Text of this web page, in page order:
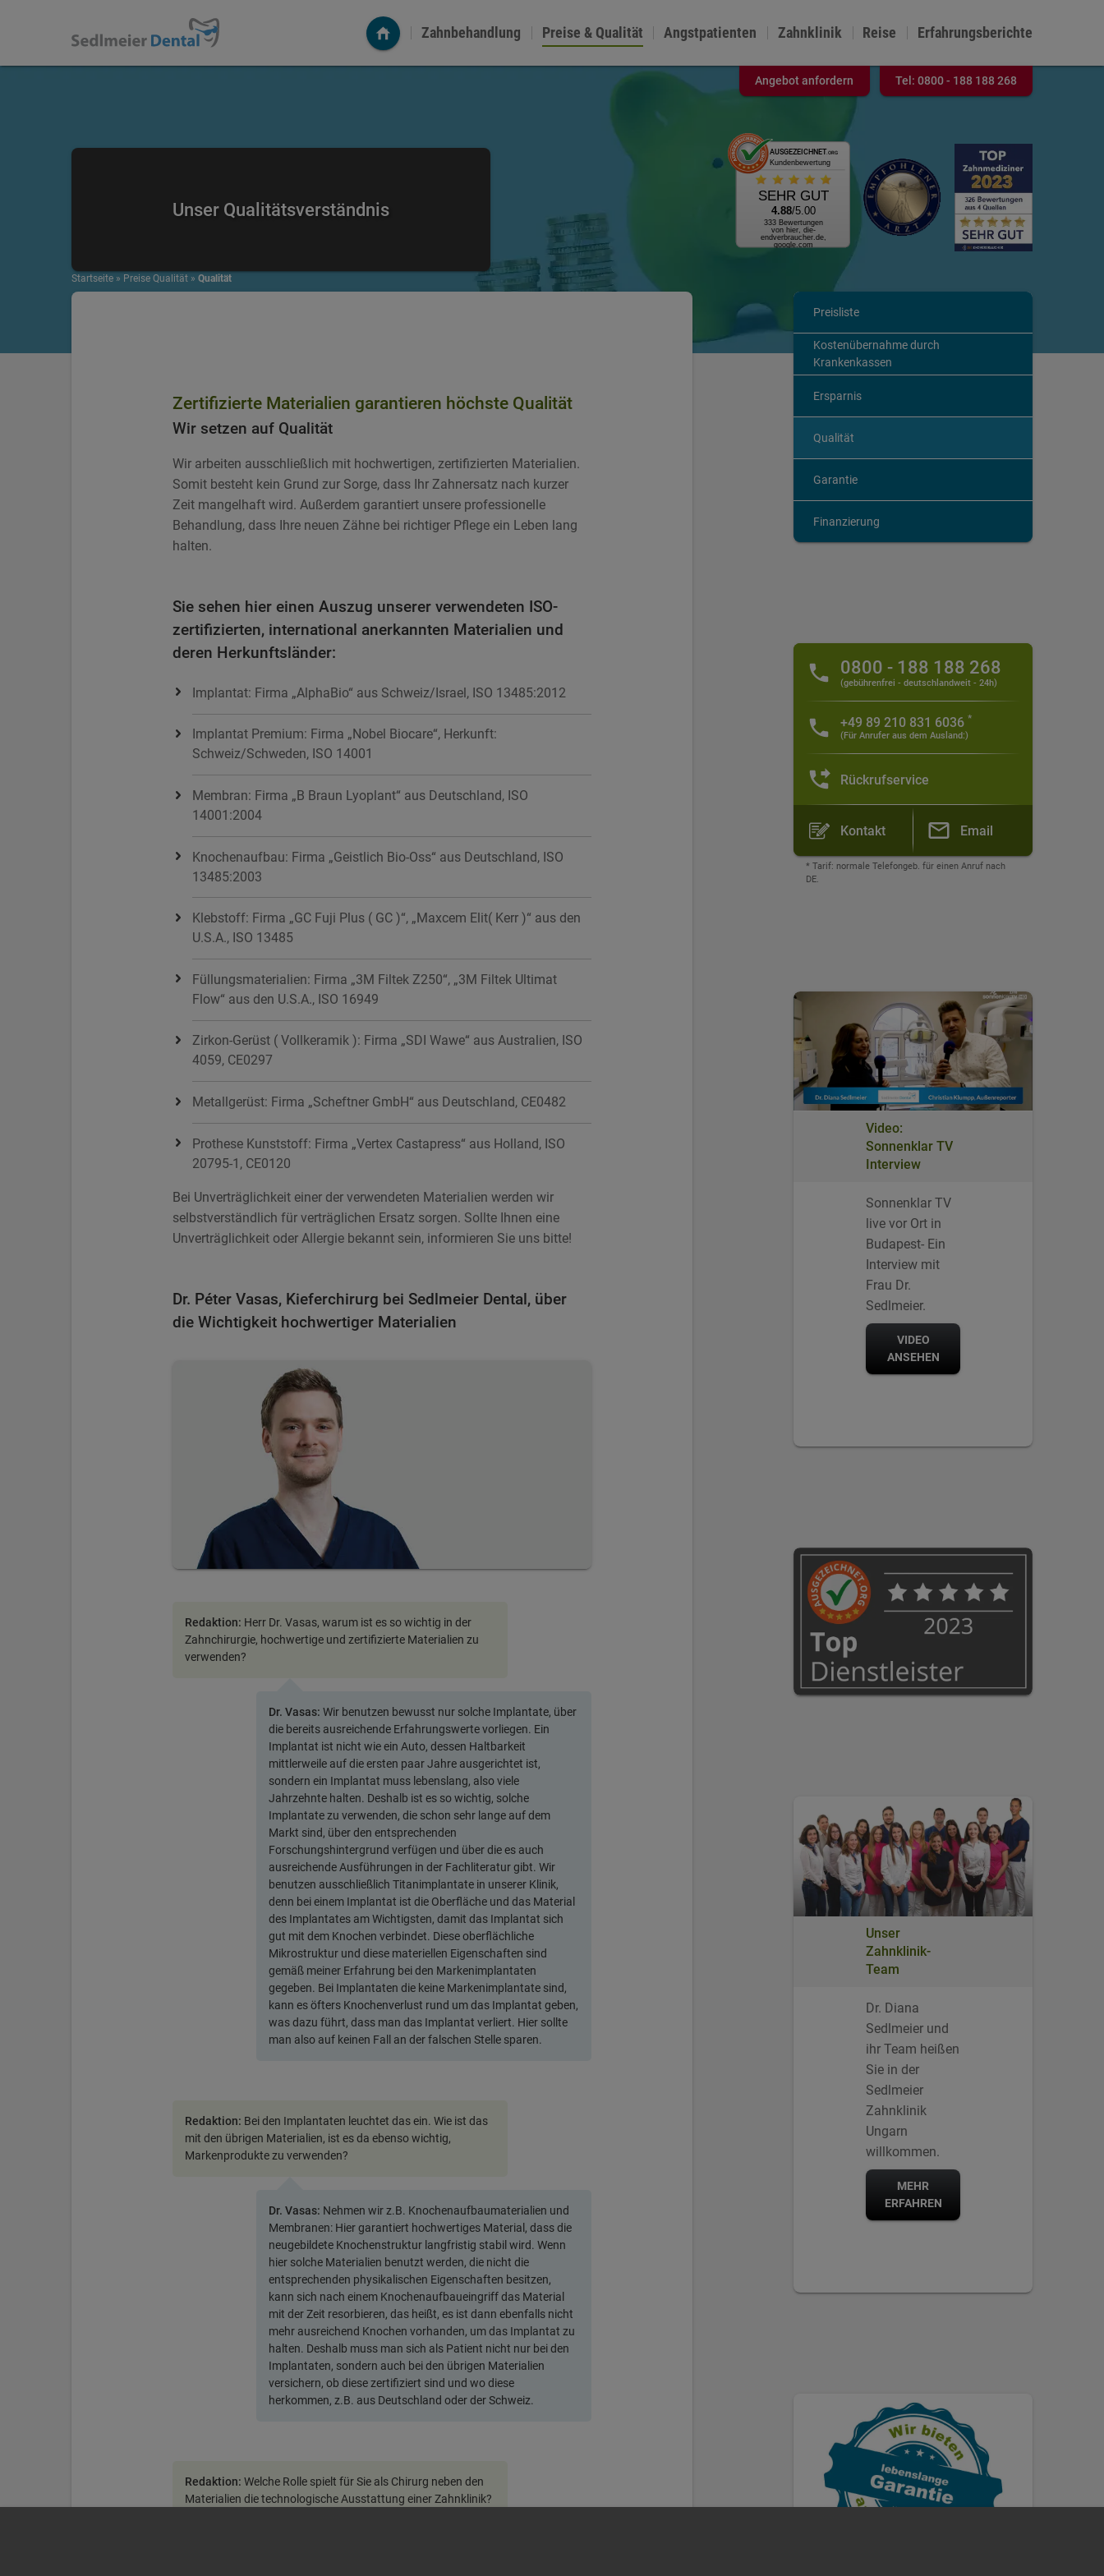
Angebot anfordern Tel: 0800 - 188 188 268
Zahnbehandlung Preise & Qualität Angstpatienten Zahnklinik Reise Erfahrungsberichte
Unser Qualitätsverständnis
AUSGEZEICHNET.ORG
Kundenbewertung
SEHR GUT
4.88/5.00
333 Bewertungen
von hier, die-
endverbraucher.de,
google.com
Startseite » Preise Qualität » Qualität
Zertifizierte Materialien garantieren höchste Qualität
Wir setzen auf Qualität
Wir arbeiten ausschließlich mit hochwertigen, zertifizierten Materialien.
Somit besteht kein Grund zur Sorge, dass Ihr Zahnersatz nach kurzer
Zeit mangelhaft wird. Außerdem garantiert unsere professionelle
Behandlung, dass Ihre neuen Zähne bei richtiger Pflege ein Leben lang
halten.
Sie sehen hier einen Auszug unserer verwendeten ISO-
zertifizierten, international anerkannten Materialien und
deren Herkunftsländer:
Implantat: Firma „AlphaBio“ aus Schweiz/Israel, ISO 13485:2012
Implantat Premium: Firma „Nobel Biocare“, Herkunft:
Schweiz/Schweden, ISO 14001
Membran: Firma „B Braun Lyoplant“ aus Deutschland, ISO
14001:2004
Knochenaufbau: Firma „Geistlich Bio-Oss“ aus Deutschland, ISO
13485:2003
Klebstoff: Firma „GC Fuji Plus ( GC )“, „Maxcem Elit( Kerr )“ aus den
U.S.A., ISO 13485
Füllungsmaterialien: Firma „3M Filtek Z250“, „3M Filtek Ultimat
Flow“ aus den U.S.A., ISO 16949
Zirkon-Gerüst ( Vollkeramik ): Firma „SDI Wawe“ aus Australien, ISO
4059, CE0297
Metallgerüst: Firma „Scheftner GmbH“ aus Deutschland, CE0482
Prothese Kunststoff: Firma „Vertex Castapress“ aus Holland, ISO
20795-1, CE0120
Bei Unverträglichkeit einer der verwendeten Materialien werden wir
selbstverständlich für verträglichen Ersatz sorgen. Sollte Ihnen eine
Unverträglichkeit oder Allergie bekannt sein, informieren Sie uns bitte!
Dr. Péter Vasas, Kieferchirurg bei Sedlmeier Dental, über
die Wichtigkeit hochwertiger Materialien
Redaktion: Herr Dr. Vasas, warum ist es so wichtig in der
Zahnchirurgie, hochwertige und zertifizierte Materialien zu
verwenden?
Dr. Vasas:Wir benutzen bewusst nur solche Implantate, über
die bereits ausreichende Erfahrungswerte vorliegen. Ein
Implantat ist nicht wie ein Auto, dessen Haltbarkeit
mittlerweile auf die ersten paar Jahre ausgerichtet ist,
sondern ein Implantat muss lebenslang, also viele
Jahrzehnte halten. Deshalb ist es so wichtig, solche
Implantate zu verwenden, die schon sehr lange auf dem
Markt sind, über den entsprechenden
Forschungshintergrund verfügen und über die es auch
ausreichende Ausführungen in der Fachliteratur gibt. Wir
benutzen ausschließlich Titanimplantate in unserer Klinik,
denn bei einem Implantat ist die Oberfläche und das Material
des Implantates am Wichtigsten, damit das Implantat sich
gut mit dem Knochen verbindet. Diese oberflächliche
Mikrostruktur und diese materiellen Eigenschaften sind
gemäß meiner Erfahrung bei den Markenimplantaten
gegeben. Bei Implantaten die keine Markenimplantate sind,
kann es öfters Knochenverlust rund um das Implantat geben,
was dazu führt, dass man das Implantat verliert. Hier sollte
man also auf keinen Fall an der falschen Stelle sparen.
Redaktion: Bei den Implantaten leuchtet das ein. Wie ist das
mit den übrigen Materialien, ist es da ebenso wichtig,
Markenprodukte zu verwenden?
Dr. Vasas: Nehmen wir z.B. Knochenaufbaumaterialien und
Membranen: Hier garantiert hochwertiges Material, dass die
neugebildete Knochenstruktur langfristig stabil wird. Wenn
hier solche Materialien benutzt werden, die nicht die
entsprechenden physikalischen Eigenschaften besitzen,
kann sich nach einem Knochenaufbaueingriff das Material
mit der Zeit resorbieren, das heißt, es ist dann ebenfalls nicht
mehr ausreichend Knochen vorhanden, um das Implantat zu
halten. Deshalb muss man sich als Patient nicht nur bei den
Implantaten, sondern auch bei den übrigen Materialien
versichern, ob diese zertifiziert sind und wo diese
herkommen, z.B. aus Deutschland oder der Schweiz.
Redaktion:Welche Rolle spielt für Sie als Chirurg neben den
Materialien die technologische Ausstattung einer Zahnklinik?
Preisliste
Kostenübernahme durch
Krankenkassen
Ersparnis
Qualität
Garantie
Finanzierung
0800 - 188 188 268
(gebührenfrei - deutschlandweit - 24h)
+49 89 210 831 6036 *
(Für Anrufer aus dem Ausland:)
Rückrufservice
Kontakt Email
* Tarif: normale Telefongeb. für einen Anruf nach
DE.
Video:
Sonnenklar TV
Interview
Sonnenklar TV
live vor Ort in
Budapest- Ein
Interview mit
Frau Dr.
Sedlmeier.
VIDEO
ANSEHEN
Unser
Zahnklinik-
Team
Dr. Diana
Sedlmeier und
ihr Team heißen
Sie in der
Sedlmeier
Zahnklinik
Ungarn
willkommen.
MEHR
ERFAHREN